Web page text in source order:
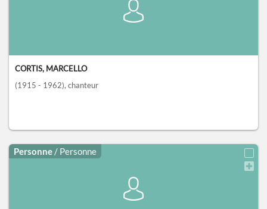
CORTIS, MARCELLO
(1915 - 1962), chanteur
Personne / Personne